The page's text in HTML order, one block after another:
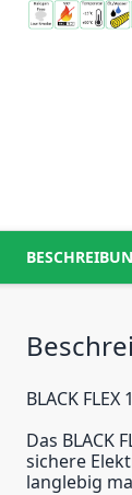
BLACK
Das BLACK
sichere
langlebig